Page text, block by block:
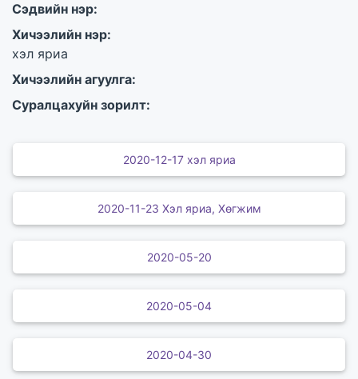
Сэдвийн нэр:
Хичээлийн нэр:
хэл яриа
Хичээлийн агуулга:
Суралцахуйн зорилт:
2020-12-17 хэл яриа
2020-11-23 Хэл яриа, Хөгжим
2020-05-20
2020-05-04
2020-04-30